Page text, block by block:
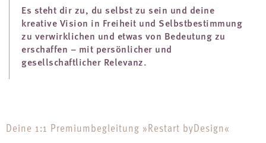
Es steht dir zu, du selbst zu sein und deine
kreative Vision in Freiheit und Selbstbestimmung
zu verwirklichen und etwas von Bedeutung zu
erschaffen – mit persönlicher und
gesellschaftlicher Relevanz.
Deine 1:1 Premiumbegleitung »Restart byDesign«